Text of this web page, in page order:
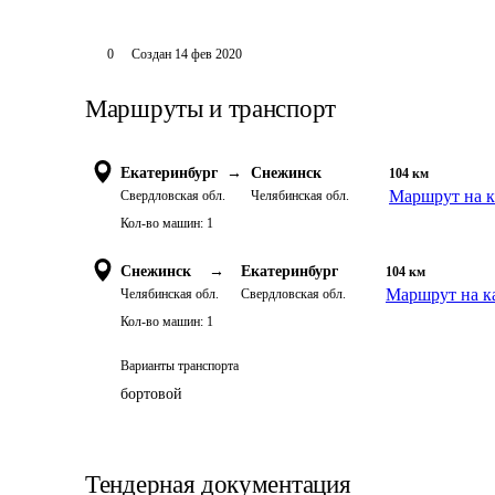
0 Создан 14 фев 2020
Маршруты и транспорт
Екатеринбург →
Свердловская обл.
Снежинск
Челябинская обл.
104 км
Маршрут на
Кол-во машин: 1
Снежинск →
Челябинская обл.
Екатеринбург
Свердловская обл.
104 км
Маршрут на
Кол-во машин: 1
Варианты транспорта
бортовой
Тендерная документация